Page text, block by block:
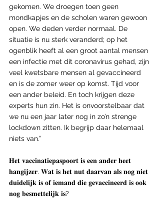
gekomen. We droegen toen geen
mondkapjes en de scholen waren gewoon
open. We deden verder normaal. De
situatie is nu sterk veranderd; op het
ogenblik heeft al een groot aantal mensen
een infectie met dit coronavirus gehad, zijn
veel kwetsbare mensen al gevaccineerd
en is de zomer weer op komst. Tijd voor
een ander beleid. En toch krijgen deze
experts hun zin. Het is onvoorstelbaar dat
we nu een jaar later nog in zo’n strenge
lockdown zitten. Ik begrijp daar helemaal
niets van.”
𝐇𝐞𝐭 𝐯𝐚𝐜𝐜𝐢𝐧𝐚𝐭𝐢𝐞𝐩𝐚𝐬𝐩𝐨𝐨𝐫𝐭 𝐢𝐬 𝐞𝐞𝐧 𝐚𝐧𝐝𝐞𝐫 𝐡𝐞𝐞𝐭
𝐡𝐚𝐧𝐠𝐢𝐣𝐳𝐞𝐫. 𝐖𝐚𝐭 𝐢𝐬 𝐡𝐞𝐭 𝐧𝐮𝐭 𝐝𝐚𝐚𝐫𝐯𝐚𝐧 𝐚𝐥𝐬 𝐧𝐨𝐠 𝐧𝐢𝐞𝐭
𝐝𝐮𝐢𝐝𝐞𝐥𝐢𝐣𝐤 𝐢𝐬 𝐨𝐟 𝐢𝐞𝐦𝐚𝐧𝐝 𝐝𝐢𝐞 𝐠𝐞𝐯𝐚𝐜𝐜𝐢𝐧𝐞𝐞𝐫𝐝 𝐢𝐬 𝐨𝐨𝐤
𝐧𝐨𝐠 𝐛𝐞𝐬𝐦𝐞𝐭𝐭𝐞𝐥𝐢𝐣𝐤 𝐢𝐬?